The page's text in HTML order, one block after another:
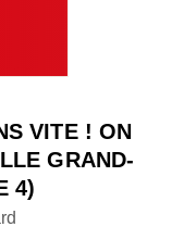
VITE ! ON
GRAND-
4)